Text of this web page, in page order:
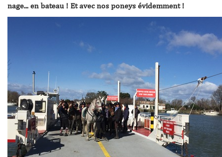
nage... en bateau ! Et avec nos poneys évidemment !